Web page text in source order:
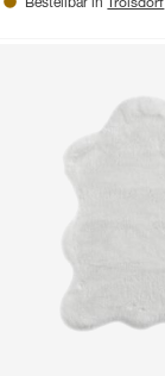
Bestellbar in